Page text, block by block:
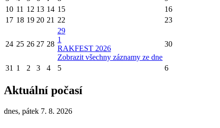
10 11 12 13 14 15
16
17 18 19 20 21 22 23
24 25 26 27 28
29
1
RAKFEST 2026
Zobrazit všechny záznamy ze dne
30
31 1 2 3 4 5 6
Aktuální počasí
dnes, pátek 7. 8. 2026